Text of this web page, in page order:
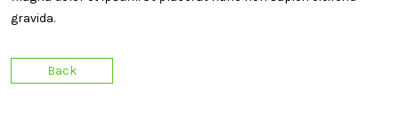
gravida.
Back